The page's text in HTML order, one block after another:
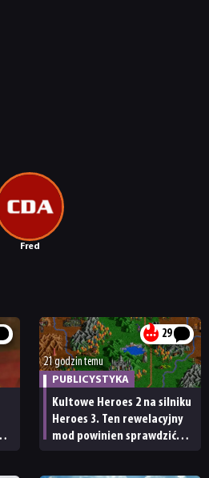
Fred
29
21 godzin temu
PUBLICYSTYKA
Kultowe Heroes 2 na silniku
Heroes 3. Ten rewelacyjny
mod powinien sprawdzić